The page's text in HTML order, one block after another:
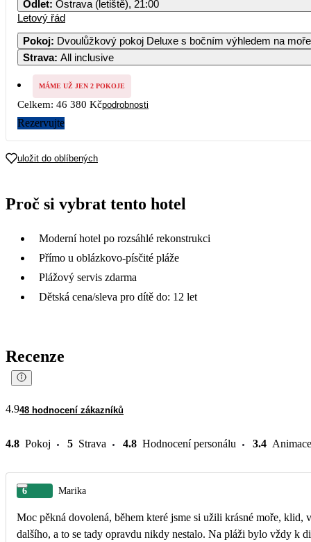
Odlet: Ostrava (letiště), 21:00
Letový řád
Pokoj: Dvoulůžkový pokoj Deluxe s bočním výhledem na moře
Strava: All inclusive
MÁME UŽ JEN 2 POKOJE
Celkem: 46 380 Kčpodrobnosti
Rezervujte
uložit do oblíbených
Proč si vybrat tento hotel
Moderní hotel po rozsáhlé rekonstrukci
Přímo u oblázkovo-písčité pláže
Plážový servis zdarma
Dětská cena/sleva pro dítě do: 12 let
Recenze
4.948 hodnocení zákazníků
4.8 Pokoj 5 Strava 4.8 Hodnocení personálu 3.4 Animace
6 Marika
Moc pěkná dovolená, během které jsme si užili krásné moře,
dalšího, a to se tady opravdu nikdy nestalo. Na pláži bylo vždy k